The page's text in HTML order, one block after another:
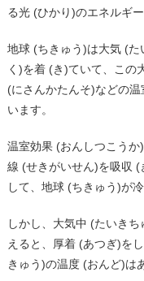
る光 (ひかり)のエネルギー
地球 (ちきゅう)は大気 (
く)を着 (き)ていて、この
(にさんかたんそ)などの
います。
温室効果 (おんしつこう
線 (せきがいせん)を吸収 (
して、地球 (ちきゅう)が
しかし、大気中 (たいき
えると、厚着 (あつぎ)を
きゅう)の温度 (おんど)は